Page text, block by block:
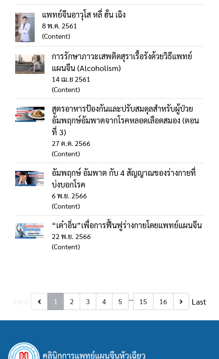
แพทย์จีนอาวุโส หลี่ ฮั่น เฉิง
8 พ.ค. 2561
(Content)
การรักษาภาวะเสพติดสุราเรื้อรังด้วยวิธีแพทย์
แผนจีน (Alcoholism)
14 เม.ย 2561
(Content)
สูตรอาหารป้องกันและปรับสมดุลสำหรับผู้ป่วย
อัมพฤกษ์อัมพาตจากโรคหลอดเลือดสมอง (ตอน
ที่ 3)
27 ต.ค. 2566
(Content)
อัมพฤกษ์ อัมพาต กับ 4 สัญญาณของร่างกายที่
บ่งบอกโรค
6 พ.ย. 2566
(Content)
“เต๋าอิ่น”เพื่อการฟื้นฟูร่างกายโดยแพทย์แผนจีน
22 พ.ย. 2566
(Content)
1 2 3 4 5 … 15 16 Last